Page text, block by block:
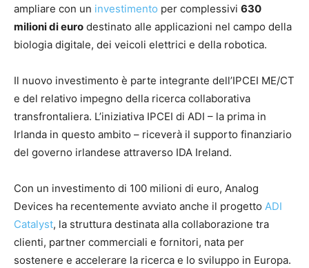
ampliare con un investimento per complessivi 630
milioni di euro destinato alle applicazioni nel campo della
biologia digitale, dei veicoli elettrici e della robotica.
Il nuovo investimento è parte integrante dell’IPCEI ME/CT
e del relativo impegno della ricerca collaborativa
transfrontaliera. L’iniziativa IPCEI di ADI – la prima in
Irlanda in questo ambito – riceverà il supporto finanziario
del governo irlandese attraverso IDA Ireland.
Con un investimento di 100 milioni di euro, Analog
Devices ha recentemente avviato anche il progetto ADI
Catalyst, la struttura destinata alla collaborazione tra
clienti, partner commerciali e fornitori, nata per
sostenere e accelerare la ricerca e lo sviluppo in Europa.